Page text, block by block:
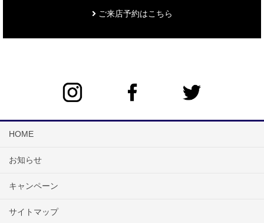
ご来店予約はこちら
HOME
お知らせ
キャンペーン
サイトマップ